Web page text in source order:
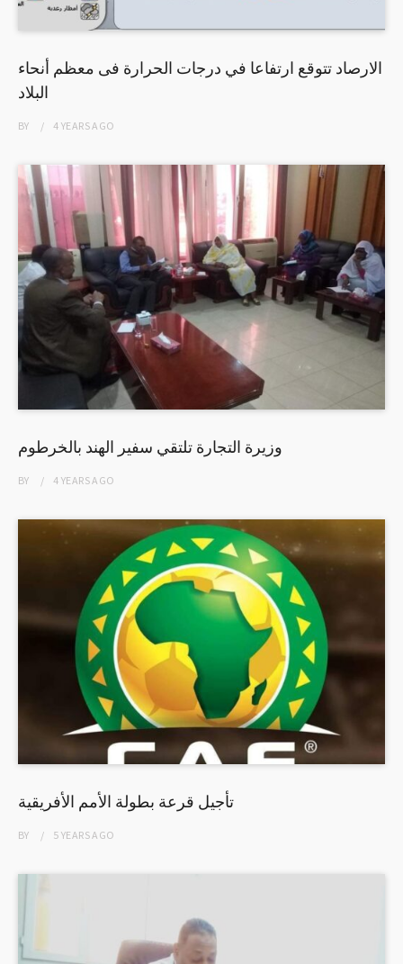
الارصاد تتوقع ارتفاعا في درجات الحرارة فى معظم أنحاء
البلاد
BY 4 YEARSAGO
وزيرة التجارة تلتقي سفير الهند بالخرطوم
BY 4 YEARSAGO
تأجيل قرعة بطولة الأمم الأفريقية
BY 5 YEARSAGO